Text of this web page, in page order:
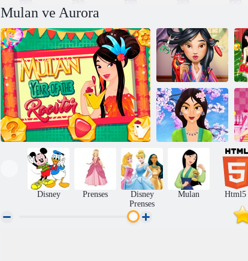
Mulan ve Aurora
Savaşçı Prenses
Gerçek Saç
Kesimleri
Mulan'ın Sihirli
Makyajı
Disney Prenses
Disney
Prenses
Mulan Html5